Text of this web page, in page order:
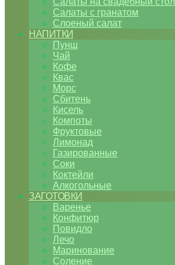
Салаты с гранатом
Слоеный салат
НАПИТКИ
Пунш
Чай
Кофе
Квас
Морс
Сбитень
Кисель
Компоты
Фруктовые
Лимонад
Газированные
Соки
Коктейли
Алкогольные
ЗАГОТОВКИ
Варенье
Конфитюр
Повидло
Лечо
Маринование
Соление